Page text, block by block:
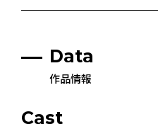
Data
作品情報
Cast